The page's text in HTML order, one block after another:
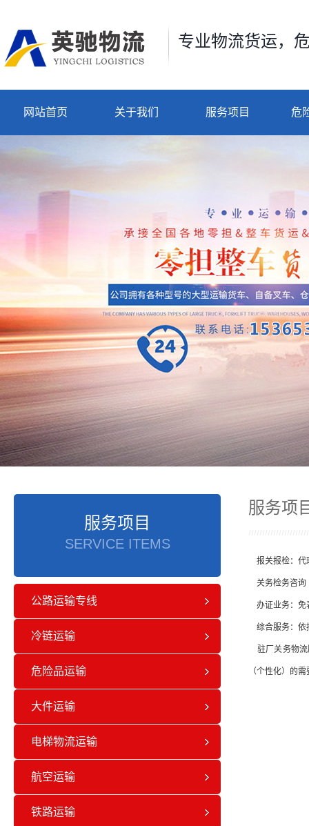
专业物流货运，
网站首页 关于我们 服务项目 危
服务项目
SERVICE ITEMS
公路运输专线
冷链运输
危险品运输
大件运输
电梯物流运输
航空运输
铁路运输
服务项
报关报检：代
关务检务咨询
办证业务：免
综合服务：依
驻厂关务物流
（个性化）的需